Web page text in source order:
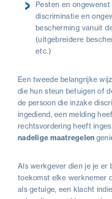
Pesten en
discriminatie en
bescherming vanuit
(uitgebreidere
etc.)
Een tweede belangrijke
die hun steun betuigen of
de persoon die inzake
ingediend, een melding
rechtsvordering heeft
nadelige maatregelen
Als werkgever dien je je er
toekomst elke werknemer
als getuige, een klacht